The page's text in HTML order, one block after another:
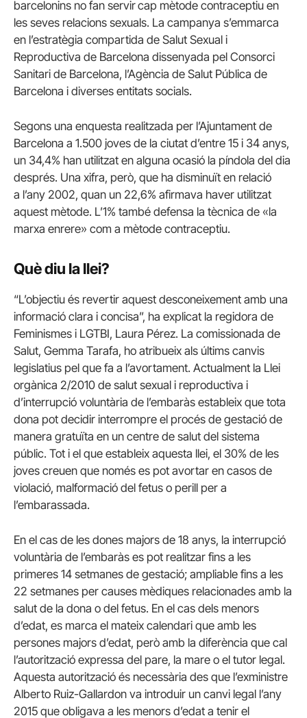
barcelonins no fan servircap mètode contraceptiu en
les seves relacions sexuals. La campanya s’emmarca
en l’estratègia compartida de Salut Sexual i
Reproductiva de Barcelona dissenyada pel Consorci
Sanitari de Barcelona, l’Agència de Salut Pública de
Barcelona i diverses entitats socials.
Segons una enquesta realitzada per l’Ajuntament de
Barcelona a 1.500 joves de la ciutat d’entre 15 i 34 anys,
un 34,4% han utilitzat en alguna ocasió la píndola del dia
després. Una xifra, però, que ha disminuït en relació
a l’any 2002, quan un 22,6% afirmava haver utilitzat
aquest mètode. L’1% també defensa la tècnica de «la
marxa enrere» com a mètode contraceptiu.
Què diu la llei?
“L’objectiu és revertir aquest desconeixement amb una
informació clara i concisa”, ha explicat la regidora de
Feminismes i LGTBI, Laura Pérez. La comissionada de
Salut, Gemma Tarafa, ho atribueix als últims canvis
legislatius pel que fa a l’avortament. Actualment la Llei
orgànica 2/2010 de salut sexual i reproductiva i
d’interrupció voluntària de l’embaràs estableix que tota
dona pot decidir interrompre el procés de gestació de
manera gratuïta en un centre de salut del sistema
públic. Tot i el que estableix aquesta llei, el 30% de les
joves creuen que només es pot avortar en casos de
violació, malformació del fetus o perill per a
l’embarassada.
En el cas de les dones majors de 18 anys, la interrupció
voluntària de l’embaràs es pot realitzar fins a les
primeres 14 setmanes de gestació; ampliable fins a les
22 setmanes per causes mèdiques relacionades amb la
salut de la dona o del fetus. En el cas dels menors
d’edat, es marca el mateix calendari que amb les
persones majors d’edat, però amb la diferència que cal
l’autorització expressa del pare, la mare o el tutor legal.
Aquesta autorització és necessària des que l’exministre
Alberto Ruiz-Gallardon va introduir un canvi legal l’any
2015 que obligava a les menors d’edat a tenir el